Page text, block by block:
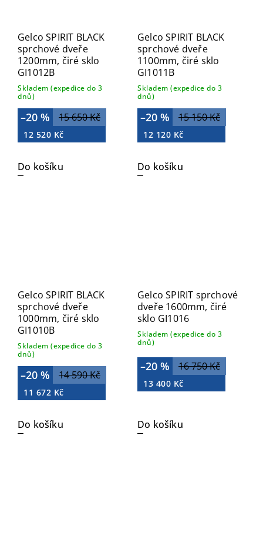
Gelco SPIRIT BLACK
sprchové dveře
1200mm, čiré sklo
GI1012B
Skladem (expedice do 3
dnů)
15 650 Kč
–20 %
12 520 Kč
Do košíku
Gelco SPIRIT BLACK
sprchové dveře
1100mm, čiré sklo
GI1011B
Skladem (expedice do 3
dnů)
15 150 Kč
–20 %
12 120 Kč
Do košíku
Gelco SPIRIT BLACK
sprchové dveře
1000mm, čiré sklo
GI1010B
Skladem (expedice do 3
dnů)
14 590 Kč
–20 %
11 672 Kč
Do košíku
Gelco SPIRIT sprchové
dveře 1600mm, čiré
sklo GI1016
Skladem (expedice do 3
dnů)
16 750 Kč
–20 %
13 400 Kč
Do košíku